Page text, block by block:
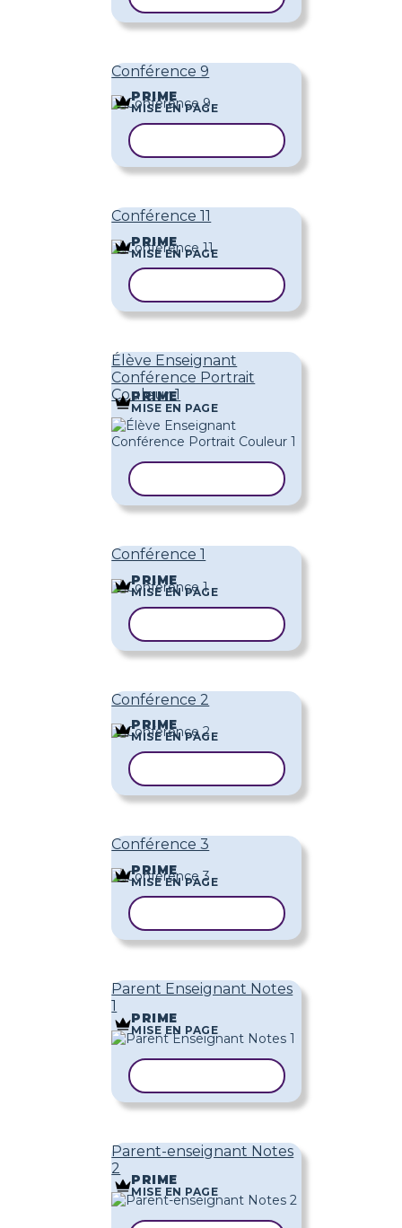
Conférence 9
PRIME
MISE EN PAGE
Conférence 11
PRIME
MISE EN PAGE
Élève Enseignant
Conférence Portrait
Couleur 1
PRIME
MISE EN PAGE
Conférence 1
PRIME
MISE EN PAGE
Conférence 2
PRIME
MISE EN PAGE
Conférence 3
PRIME
MISE EN PAGE
Parent Enseignant Notes
1
PRIME
MISE EN PAGE
Parent-enseignant Notes
2
PRIME
MISE EN PAGE